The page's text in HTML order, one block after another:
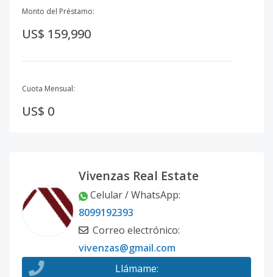
Monto del Préstamo:
US$ 159,990
Cuota Mensual:
US$ 0
Vivenzas Real Estate
Celular / WhatsApp:
8099192393
Correo electrónico:
vivenzas@gmail.com
Llámame: